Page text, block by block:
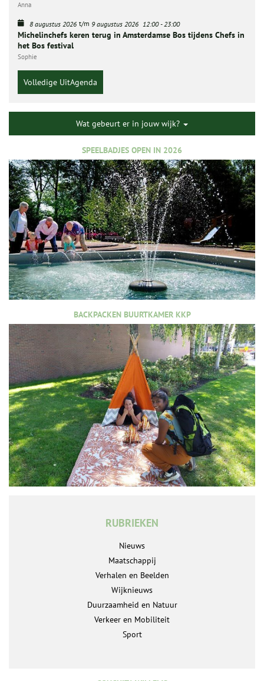
Anna
8 augustus 2026 t/m 9 augustus 2026 12:00-23:00
Michelinchefs keren terug in Amsterdamse Bos tijdens Chefs in
het Bos festival
Sophie
Volledige UitAgenda
Wat gebeurt er in jouw wijk?
SPEELBADJES OPEN IN 2026
BACKPACKEN BUURTKAMER KKP
RUBRIEKEN
Nieuws
Maatschappij
Verhalen en Beelden
Wijknieuws
Duurzaamheid en Natuur
Verkeer en Mobiliteit
Sport